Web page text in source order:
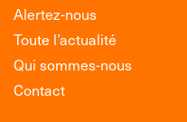
Alertez-nous
Toute l’actualité
Qui sommes-nous
Contact